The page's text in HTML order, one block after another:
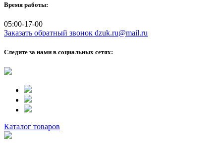
Время работы:
05:00-17-00
Заказать обратный звонок dzuk.ru@mail.ru
Следите за нами в социальных сетях:
Каталог товаров